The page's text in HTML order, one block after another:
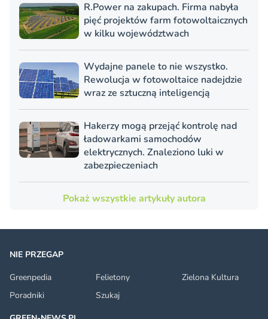
R.Power na zakupach. Firma nabyła
pięć projektów farm fotowoltaicznych
w kilku województwach
Wydajne panele to nie wszystko.
Rewolucja w fotowoltaice nadejdzie
wraz ze sztuczną inteligencją
Hakerzy mogą przejąć kontrolę nad
ładowarkami samochodów
elektrycznych. Znaleziono luki w
zabezpieczeniach
Pokaż wszystkie artykuły autora
NIE PRZEGAP
Greenpedia
Felietony
Zielona Kultura
Poradniki
Szukaj